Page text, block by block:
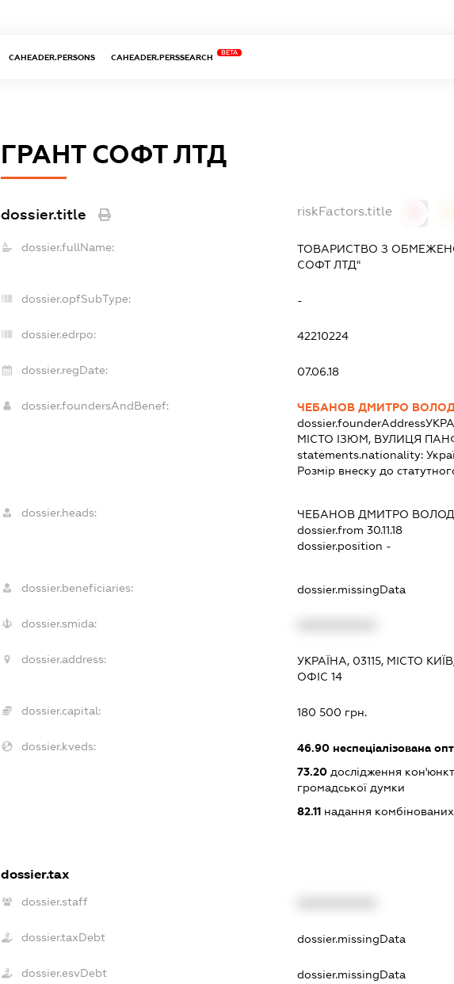
CAHEADER.PERSONS CAHEADER.PERSSEARCH
BETA
ГРАНТ СОФТ ЛТД
dossier.title riskFactors.title
dossier.fullName:
ТОВАРИСТВО З
СОФТ ЛТД"
dossier.opfSubType: -
dossier.edrpo: 42210224
dossier.regDate: 07.06.18
dossier.foundersAndBenef:
ЧЕБАНОВ ДМИТРО
dossier.founderAddress
МІСТО ІЗЮМ, ВУЛИЦЯ
statements.nationality:
Розмір внеску до
dossier.heads: ЧЕБАНОВ ДМИТРО
dossier.from 30.11.18
dossier.position -
dossier.beneficiaries: dossier.missingData
dossier.smida:
dossier.address:
УКРАЇНА, 03115, МІСТО
ОФІС 14
dossier.capital: 180 500 грн.
dossier.kveds: 46.90неспеціалізована
73.20дослідження
громадської думки
82.11надання комбінованих
dossier.tax
dossier.staff
dossier.taxDebt dossier.missingData
dossier.esvDebt dossier.missingData